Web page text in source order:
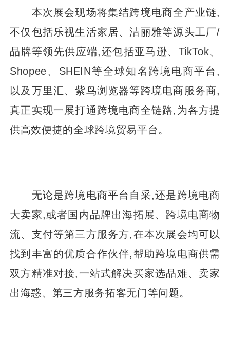
本次展会现场将集结跨境电商全产业链,
不仅包括乐视生活家居、洁丽雅等源头工厂/
品牌等领先供应端,还包括亚马逊、TikTok、
Shopee、SHEIN等全球知名跨境电商平台,
以及万里汇、紫鸟浏览器等跨境电商服务商,
真正实现一展打通跨境电商全链路,为各方提
供高效便捷的全球跨境贸易平台。
无论是跨境电商平台自采,还是跨境电商
大卖家,或者国内品牌出海拓展、跨境电商物
流、支付等第三方服务方,在本次展会均可以
找到丰富的优质合作伙伴,帮助跨境电商供需
双方精准对接,一站式解决买家选品难、卖家
出海惑、第三方服务拓客无门等问题。